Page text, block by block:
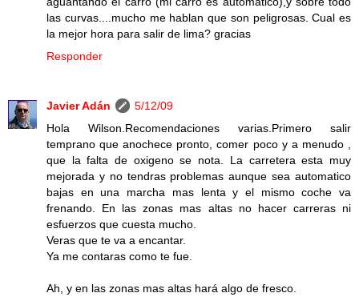
las curvas....mucho me hablan que son peligrosas. Cual es
la mejor hora para salir de lima? gracias
Responder
Javier Adán
5/12/09
Hola Wilson.Recomendaciones varias.Primero salir
temprano que anochece pronto, comer poco y a menudo ,
que la falta de oxigeno se nota. La carretera esta muy
mejorada y no tendras problemas aunque sea automatico
bajas en una marcha mas lenta y el mismo coche va
frenando. En las zonas mas altas no hacer carreras ni
esfuerzos que cuesta mucho.
Veras que te va a encantar.
Ya me contaras como te fue.
Ah, y en las zonas mas altas hará algo de fresco.